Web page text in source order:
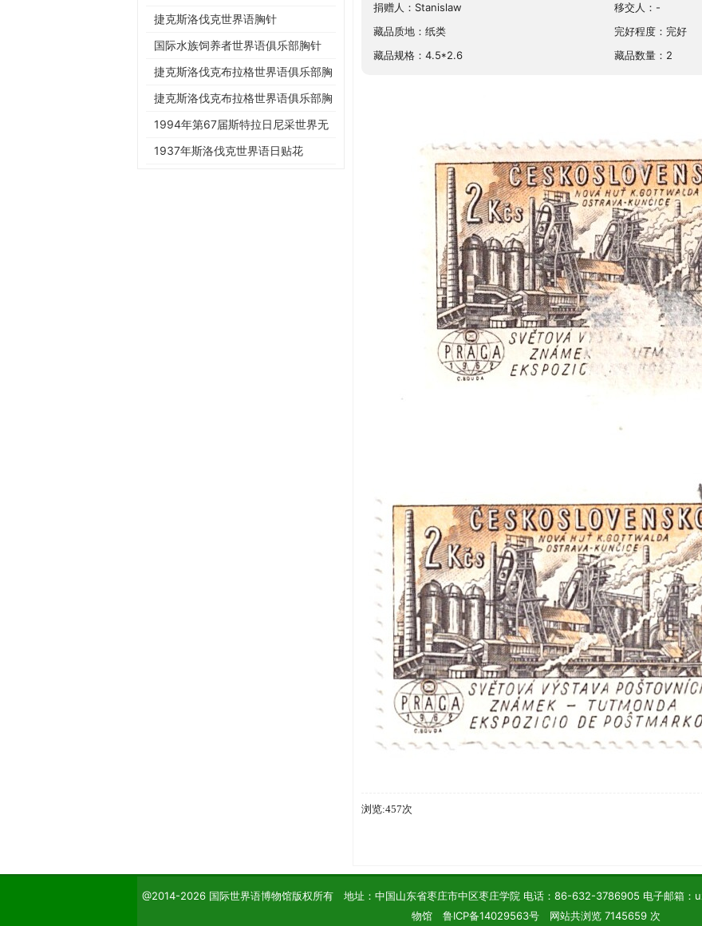
捷克斯洛伐克世界语胸针
国际水族饲养者世界语俱乐部胸针
捷克斯洛伐克布拉格世界语俱乐部胸
针
捷克斯洛伐克布拉格世界语俱乐部胸
针
1994年第67届斯特拉日尼采世界无
民族协会大会明信片
1937年斯洛伐克世界语日贴花
捐赠人：Stanislaw
移交人：-
藏品质地：纸类
完好程度：完好
藏品规格：4.5*2.6
藏品数量：2
浏览:457次
@2014-2026 国际世界语博物馆版权所有 地址：中国山东省枣庄市中区枣庄学院 电话：86-632-3786905 电子邮箱
物馆 鲁ICP备14029563号 网站共浏览 7145659 次